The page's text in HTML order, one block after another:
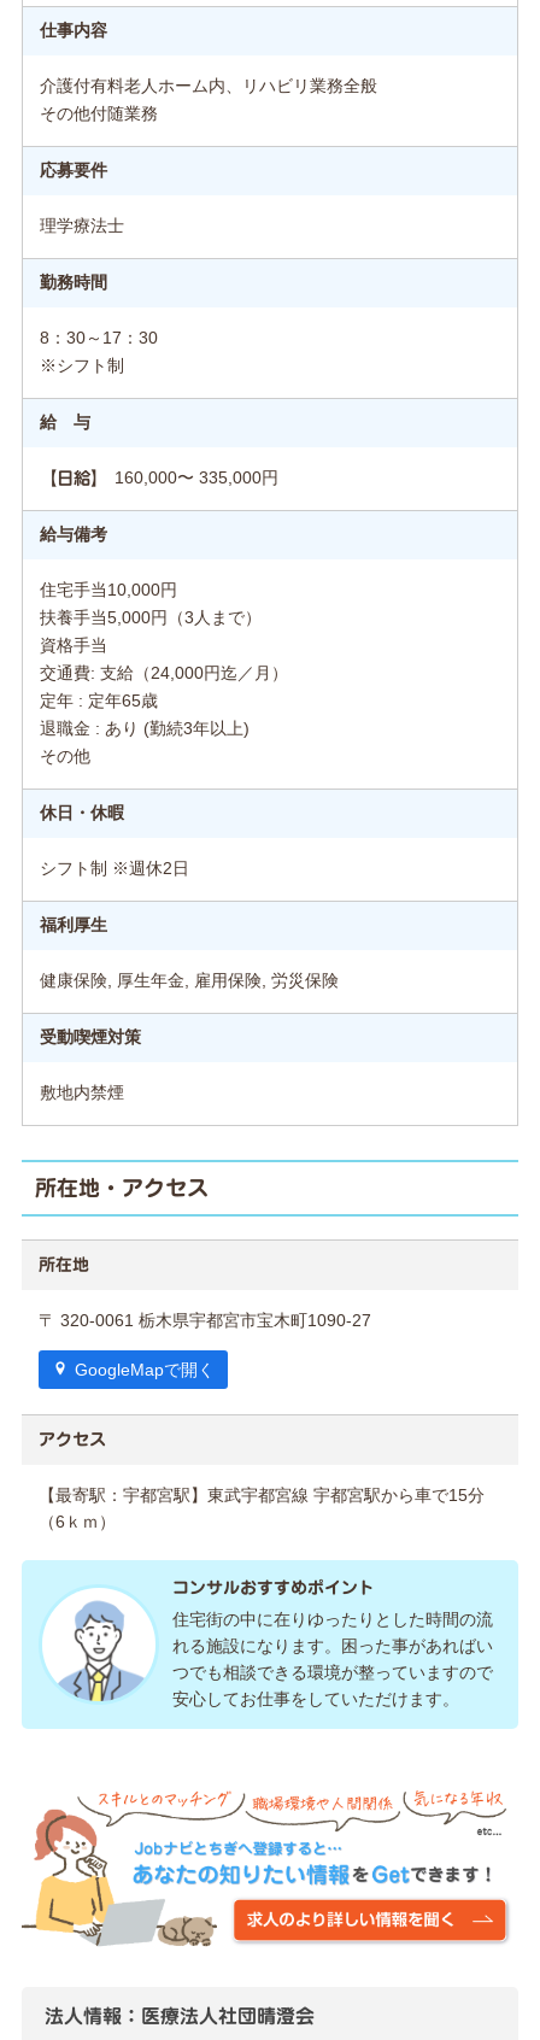
仕事内容
介護付有料老人ホーム内、リハビリ業務全般
その他付随業務
応募要件
理学療法士
勤務時間
8：30～17：30
※シフト制
給 与
【日給】 160,000〜 335,000円
給与備考
住宅手当10,000円
扶養手当5,000円（3人まで）
資格手当
交通費: 支給（24,000円迄／月）
定年 : 定年65歳
退職金 : あり (勤続3年以上)
その他
休日・休暇
シフト制 ※週休2日
福利厚生
健康保険, 厚生年金, 雇用保険, 労災保険
受動喫煙対策
敷地内禁煙
所在地・アクセス
所在地
〒 320-0061 栃木県宇都宮市宝木町1090-27
GoogleMapで開く
アクセス
【最寄駅：宇都宮駅】東武宇都宮線 宇都宮駅から車で15分
（6ｋｍ）
コンサルおすすめポイント
住宅街の中に在りゆったりとした時間の流
れる施設になります。困った事があればい
つでも相談できる環境が整っていますので
安心してお仕事をしていただけます。
法人情報：医療法人社団晴澄会